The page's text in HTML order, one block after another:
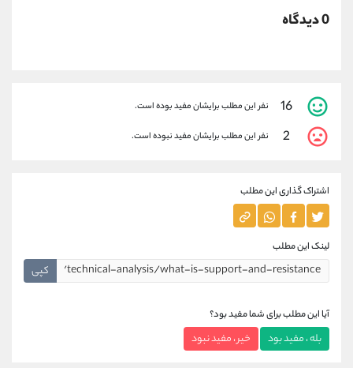
0 دیدگاه
16 نفر این مطلب برایشان مفید بوده است.
2 نفر این مطلب برایشان مفید نبوده است.
اشتراک گذاری این مطلب
لینک این مطلب
کپی
آیا این مطلب برای شما مفید بود؟
بله ، مفید بود خیر ، مفید نبود